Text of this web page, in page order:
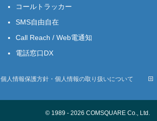
コールトラッカー
SMS自由自在
Call Reach / Web電通知
電話窓口DX
個人情報保護方針・個人情報の取り扱いについて
© 1989 - 2026 COMSQUARE Co., Ltd.